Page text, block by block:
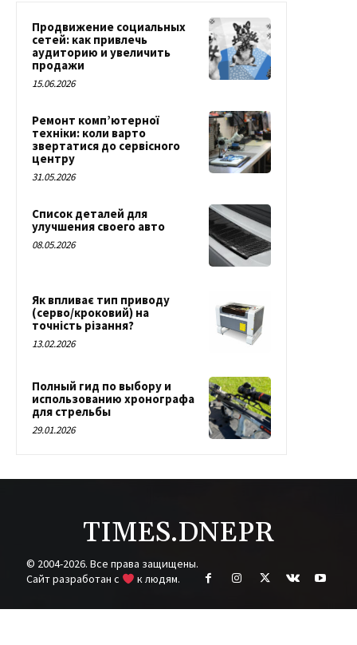
Продвижение социальных
сетей: как привлечь
аудиторию и увеличить
продажи
15.06.2026
Ремонт комп’ютерної
техніки: коли варто
звертатися до сервісного
центру
31.05.2026
Список деталей для
улучшения своего авто
08.05.2026
Як впливає тип приводу
(серво/кроковий) на
точність різання?
13.02.2026
Полный гид по выбору и
использованию хронографа
для стрельбы
29.01.2026
TIMES.DNEPR
© 2004-2026. Все права защищены.
Cайт разработан с
к людям.